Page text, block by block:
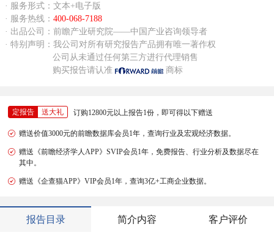
· 服务形式：文本+电子版
· 服务热线： 400-068-7188
· 出品公司：前瞻产业研究院——中国产业咨询领导者
· 特别声明：我公司对所有研究报告产品拥有唯一著作权
公司从未通过任何第三方进行代理销售
购买报告请认准
商标
定报告 送大礼 订购12800元以上报告1份，即可得以下赠送
赠送价值3000元的前瞻数据库会员1年，查询行业及宏观经济数据。
赠送《前瞻经济学人APP》SVIP会员1年，免费报告、行业分析及数据尽在
其中。
赠送《企查猫APP》VIP会员1年，查询3亿+工商企业数据。
报告目录 简介内容 客户评价